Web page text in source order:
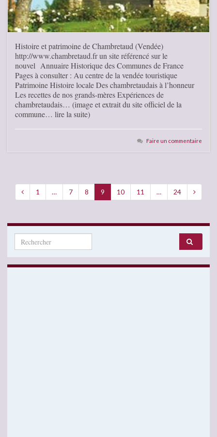
Histoire et patrimoine de Chambretaud (Vendée)
http://www.chambretaud.fr un site référencé sur le
nouvel Annuaire Historique des Communes de France
Pages à consulter : Au centre de la vendée touristique
Patrimoine Histoire locale Des chambretaudais à l’honneur
Les recettes de nos grands-mères Expériences de
chambretaudais… (image et extrait du site officiel de la
commune… lire la suite)
Faire un commentaire
1 … 7 8 9 10 11 … 24
Search for: